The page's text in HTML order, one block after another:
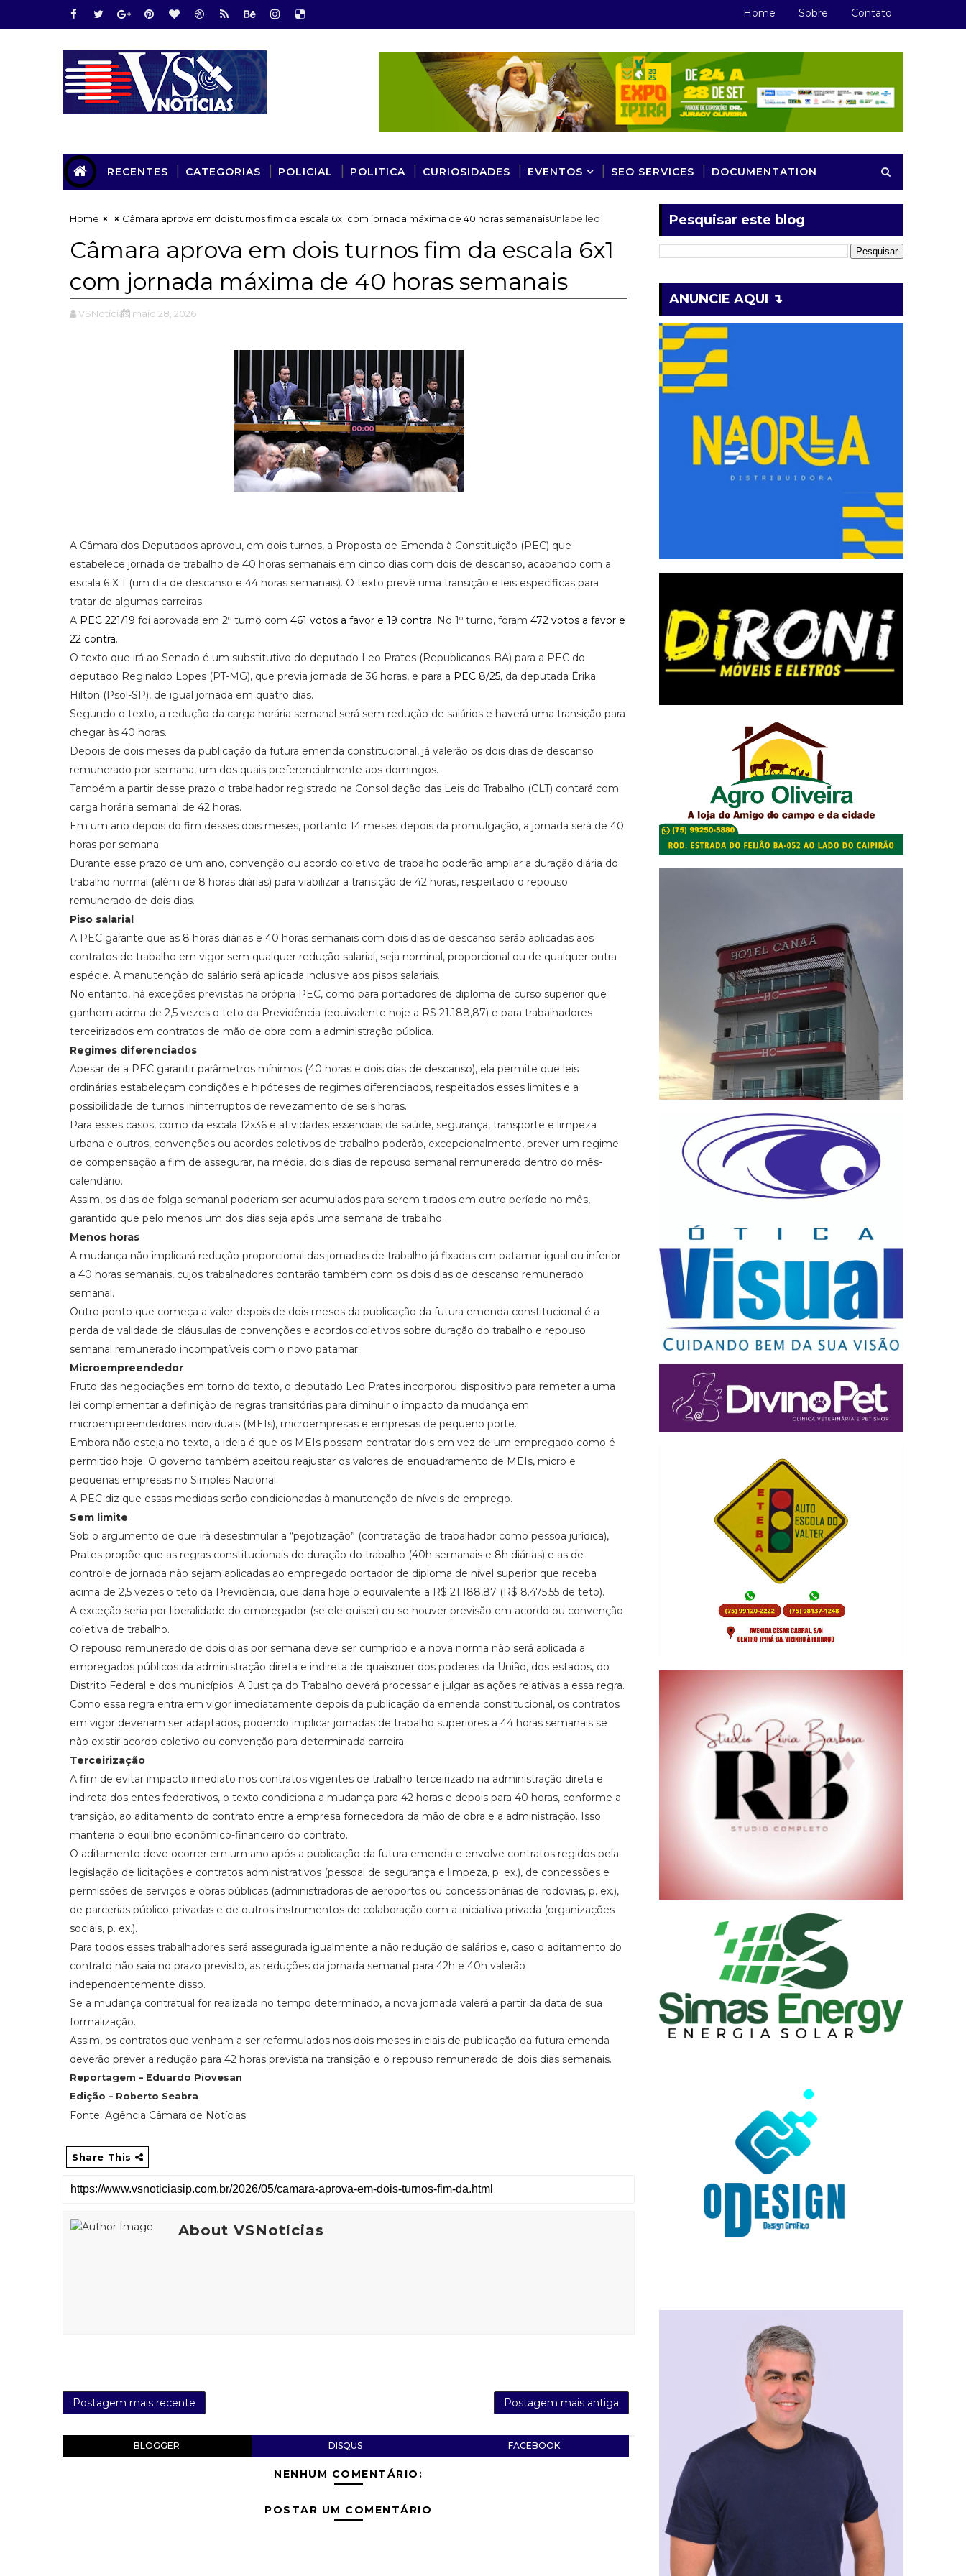
Home Sobre Contato
RECENTES CATEGORIAS POLICIAL POLITICA CURIOSIDADES EVENTOS SEO SERVICES DOCUMENTATION
Home Unlabelled
Câmara aprova em dois turnos fim da escala 6x1 com jornada máxima de 40 horas semanais
Câmara aprova em dois turnos fim da escala 6x1
com jornada máxima de 40 horas semanais
VSNotícias maio 28, 2026
A Câmara dos Deputados aprovou, em dois turnos, a Proposta de Emenda à Constituição (PEC) que
estabelece jornada de trabalho de 40 horas semanais em cinco dias com dois de descanso, acabando com a
escala 6 X 1 (um dia de descanso e 44 horas semanais). O texto prevê uma transição e leis específicas para
tratar de algumas carreiras.
A PEC 221/19 foi aprovada em 2º turno com 461 votos a favor e 19 contra. No 1º turno, foram 472 votos a favor e
22 contra.
O texto que irá ao Senado é um substitutivo do deputado Leo Prates (Republicanos-BA) para a PEC do
deputado Reginaldo Lopes (PT-MG), que previa jornada de 36 horas, e para a PEC 8/25, da deputada Érika
Hilton (Psol-SP), de igual jornada em quatro dias.
Segundo o texto, a redução da carga horária semanal será sem redução de salários e haverá uma transição para
chegar às 40 horas.
Depois de dois meses da publicação da futura emenda constitucional, já valerão os dois dias de descanso
remunerado por semana, um dos quais preferencialmente aos domingos.
Também a partir desse prazo o trabalhador registrado na Consolidação das Leis do Trabalho (CLT) contará com
carga horária semanal de 42 horas.
Em um ano depois do fim desses dois meses, portanto 14 meses depois da promulgação, a jornada será de 40
horas por semana.
Durante esse prazo de um ano, convenção ou acordo coletivo de trabalho poderão ampliar a duração diária do
trabalho normal (além de 8 horas diárias) para viabilizar a transição de 42 horas, respeitado o repouso
remunerado de dois dias.
Piso salarial
A PEC garante que as 8 horas diárias e 40 horas semanais com dois dias de descanso serão aplicadas aos
contratos de trabalho em vigor sem qualquer redução salarial, seja nominal, proporcional ou de qualquer outra
espécie. A manutenção do salário será aplicada inclusive aos pisos salariais.
No entanto, há exceções previstas na própria PEC, como para portadores de diploma de curso superior que
ganhem acima de 2,5 vezes o teto da Previdência (equivalente hoje a R$ 21.188,87) e para trabalhadores
terceirizados em contratos de mão de obra com a administração pública.
Regimes diferenciados
Apesar de a PEC garantir parâmetros mínimos (40 horas e dois dias de descanso), ela permite que leis
ordinárias estabeleçam condições e hipóteses de regimes diferenciados, respeitados esses limites e a
possibilidade de turnos ininterruptos de revezamento de seis horas.
Para esses casos, como da escala 12x36 e atividades essenciais de saúde, segurança, transporte e limpeza
urbana e outros, convenções ou acordos coletivos de trabalho poderão, excepcionalmente, prever um regime
de compensação a fim de assegurar, na média, dois dias de repouso semanal remunerado dentro do mês-
calendário.
Assim, os dias de folga semanal poderiam ser acumulados para serem tirados em outro período no mês,
garantido que pelo menos um dos dias seja após uma semana de trabalho.
Menos horas
A mudança não implicará redução proporcional das jornadas de trabalho já fixadas em patamar igual ou inferior
a 40 horas semanais, cujos trabalhadores contarão também com os dois dias de descanso remunerado
semanal.
Outro ponto que começa a valer depois de dois meses da publicação da futura emenda constitucional é a
perda de validade de cláusulas de convenções e acordos coletivos sobre duração do trabalho e repouso
semanal remunerado incompatíveis com o novo patamar.
Microempreendedor
Fruto das negociações em torno do texto, o deputado Leo Prates incorporou dispositivo para remeter a uma
lei complementar a definição de regras transitórias para diminuir o impacto da mudança em
microempreendedores individuais (MEIs), microempresas e empresas de pequeno porte.
Embora não esteja no texto, a ideia é que os MEIs possam contratar dois em vez de um empregado como é
permitido hoje. O governo também aceitou reajustar os valores de enquadramento de MEIs, micro e
pequenas empresas no Simples Nacional.
A PEC diz que essas medidas serão condicionadas à manutenção de níveis de emprego.
Sem limite
Sob o argumento de que irá desestimular a “pejotização” (contratação de trabalhador como pessoa jurídica),
Prates propõe que as regras constitucionais de duração do trabalho (40h semanais e 8h diárias) e as de
controle de jornada não sejam aplicadas ao empregado portador de diploma de nível superior que receba
acima de 2,5 vezes o teto da Previdência, que daria hoje o equivalente a R$ 21.188,87 (R$ 8.475,55 de teto).
A exceção seria por liberalidade do empregador (se ele quiser) ou se houver previsão em acordo ou convenção
coletiva de trabalho.
O repouso remunerado de dois dias por semana deve ser cumprido e a nova norma não será aplicada a
empregados públicos da administração direta e indireta de quaisquer dos poderes da União, dos estados, do
Distrito Federal e dos municípios. A Justiça do Trabalho deverá processar e julgar as ações relativas a essa regra.
Como essa regra entra em vigor imediatamente depois da publicação da emenda constitucional, os contratos
em vigor deveriam ser adaptados, podendo implicar jornadas de trabalho superiores a 44 horas semanais se
não existir acordo coletivo ou convenção para determinada carreira.
Terceirização
A fim de evitar impacto imediato nos contratos vigentes de trabalho terceirizado na administração direta e
indireta dos entes federativos, o texto condiciona a mudança para 42 horas e depois para 40 horas, conforme a
transição, ao aditamento do contrato entre a empresa fornecedora da mão de obra e a administração. Isso
manteria o equilíbrio econômico-financeiro do contrato.
O aditamento deve ocorrer em um ano após a publicação da futura emenda e envolve contratos regidos pela
legislação de licitações e contratos administrativos (pessoal de segurança e limpeza, p. ex.), de concessões e
permissões de serviços e obras públicas (administradoras de aeroportos ou concessionárias de rodovias, p. ex.),
de parcerias público-privadas e de outros instrumentos de colaboração com a iniciativa privada (organizações
sociais, p. ex.).
Para todos esses trabalhadores será assegurada igualmente a não redução de salários e, caso o aditamento do
contrato não saia no prazo previsto, as reduções da jornada semanal para 42h e 40h valerão
independentemente disso.
Se a mudança contratual for realizada no tempo determinado, a nova jornada valerá a partir da data de sua
formalização.
Assim, os contratos que venham a ser reformulados nos dois meses iniciais de publicação da futura emenda
deverão prever a redução para 42 horas prevista na transição e o repouso remunerado de dois dias semanais.
Reportagem – Eduardo Piovesan
Edição – Roberto Seabra
Fonte: Agência Câmara de Notícias
Share This
About VSNotícias
Postagem mais recente Postagem mais antiga
BLOGGER DISQUS FACEBOOK
NENHUM COMENTÁRIO:
POSTAR UM COMENTÁRIO
Pesquisar este blog
ANUNCIE AQUI ↴